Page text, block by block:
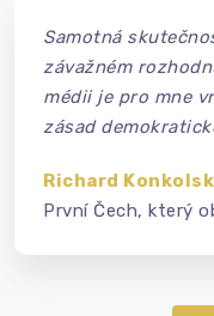
Samotná
závažném
médii je pro mne
zásad
Richard
První Čech, který